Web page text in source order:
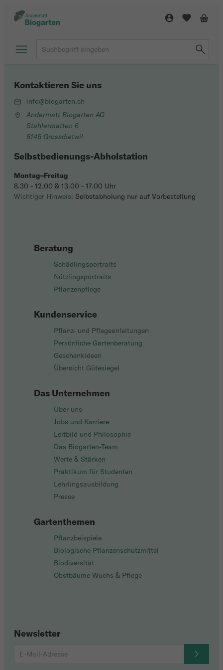
Beratung
Schädlingsportraits
Nützlingsportraits
Pflanzenpflege
Kundenservice
Pflanz- und Pflegeanleitungen
Persönliche Gartenberatung
Geschenkideen
Übersicht Gütesiegel
Das Unternehmen
Über uns
Jobs und Karriere
Leitbild und Philosophie
Das Biogarten-Team
Werte & Stärken
Praktikum für Studenten
Lehrlingsausbildung
Presse
Gartenthemen
Pflanzbeispiele
Biologische Pflanzenschutzmittel
Biodiversität
Obstbäume Wuchs & Pflege
Newsletter
Kontaktieren Sie uns
info@biogarten.ch
Andermatt Biogarten AG
Stahlermatten 6
6146 Grossdietwil
Selbstbedienungs-Abholstation
Montag–Freitag
8.30 - 12.00 & 13.00 - 17.00 Uhr
Wichtiger Hinweis: Selbstabholung nur auf Vorbestellung